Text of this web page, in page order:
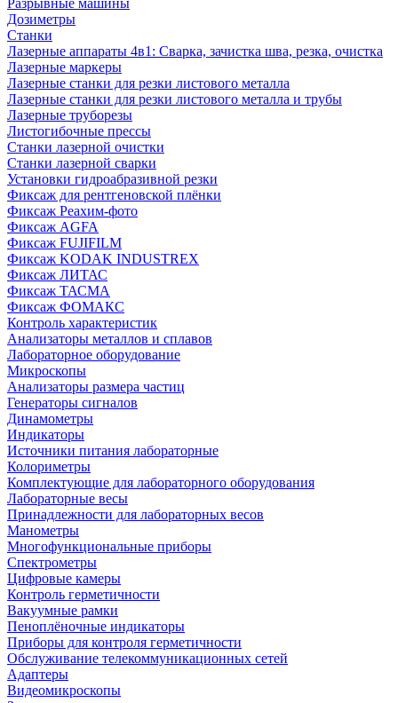
Разрывные машины
Дозиметры
Станки
Лазерные аппараты 4в1: Сварка, зачистка шва, резка, очистка
Лазерные маркеры
Лазерные станки для резки листового металла
Лазерные станки для резки листового металла и трубы
Лазерные труборезы
Листогибочные прессы
Станки лазерной очистки
Станки лазерной сварки
Установки гидроабразивной резки
Фиксаж для рентгеновской плёнки
Фиксаж Реахим-фото
Фиксаж AGFA
Фиксаж FUJIFILM
Фиксаж KODAK INDUSTREX
Фиксаж ЛИТАС
Фиксаж ТАСМА
Фиксаж ФОМАКС
Контроль характеристик
Анализаторы металлов и сплавов
Лабораторное оборудование
Микроскопы
Анализаторы размера частиц
Генераторы сигналов
Динамометры
Индикаторы
Источники питания лабораторные
Колориметры
Комплектующие для лабораторного оборудования
Лабораторные весы
Принадлежности для лабораторных весов
Манометры
Многофункциональные приборы
Спектрометры
Цифровые камеры
Контроль герметичности
Вакуумные рамки
Пеноплёночные индикаторы
Приборы для контроля герметичности
Обслуживание телекоммуникационных сетей
Адаптеры
Видеомикроскопы